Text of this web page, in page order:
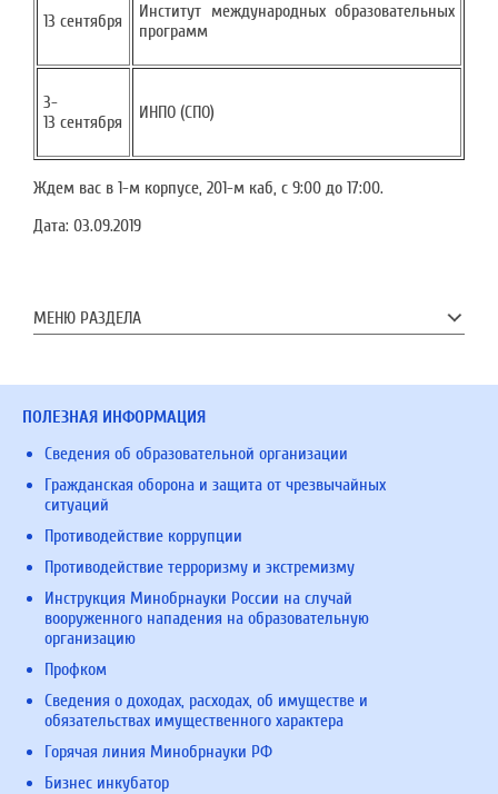
13 сентября
Институт международных образовательных
программ
3-
13 сентября
ИНПО (СПО)
Ждем вас в 1-м корпусе, 201-м каб, с 9:00 до 17:00.
Дата: 03.09.2019
МЕНЮ РАЗДЕЛА
ПОЛЕЗНАЯ ИНФОРМАЦИЯ
Сведения об образовательной организации
Гражданская оборона и защита от чрезвычайных
ситуаций
Противодействие коррупции
Противодействие терроризму и экстремизму
Инструкция Минобрнауки России на случай
вооруженного нападения на образовательную
организацию
Профком
Сведения о доходах, расходах, об имуществе и
обязательствах имущественного характера
Горячая линия Минобрнауки РФ
Бизнес инкубатор